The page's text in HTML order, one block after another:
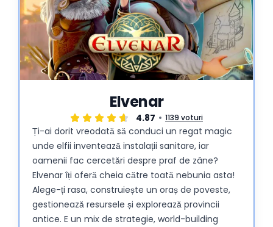
Elvenar
4.87 1139 voturi
Ți-ai dorit vreodată să conduci un regat magic
unde elfii inventează instalații sanitare, iar
oamenii fac cercetări despre praf de zâne?
Elvenar îți oferă cheia către toată nebunia asta!
Alege-ți rasa, construiește un oraș de poveste,
gestionează resursele și explorează provincii
antice. E un mix de strategie, world-building